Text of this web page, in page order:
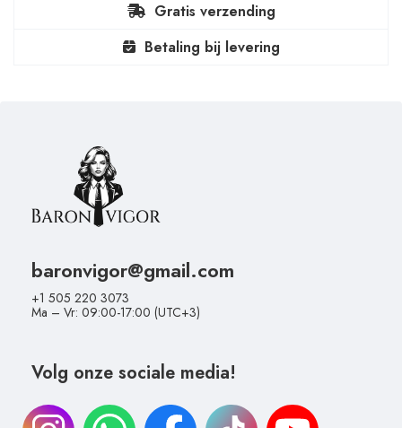
Gratis verzending
Betaling bij levering
baronvigor@gmail.com
+1 505 220 3073
Ma – Vr: 09:00-17:00 (UTC+3)
Volg onze sociale media!